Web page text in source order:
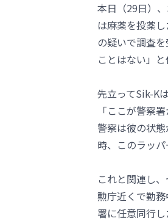
本日（29日）
は麻薬を投薬
の疑いで調査
ことはない」と
先立ってSik-K
「ここが警察
警察は彼の状
時、このラッ
これと関連し
勲庁近くで勤
署に任意同行